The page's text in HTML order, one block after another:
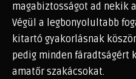
magabiztosságot ad nekik
Végül a legbonyolultabb
kitartó gyakorlásnak
pedig minden fáradtságért
amatőr szakácsokat.